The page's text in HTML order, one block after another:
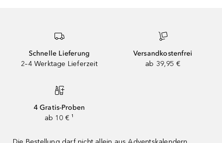
Schnelle Lieferung
2–4 Werktage Lieferzeit
Versandkostenfrei
ab 39,95 €
4 Gratis-Proben
ab 10 € ¹